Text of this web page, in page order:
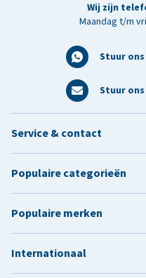
Wij zijn
Maandag t/m
Stuur
Stuur
Service & contact
Populaire categorieën
Populaire merken
Internationaal